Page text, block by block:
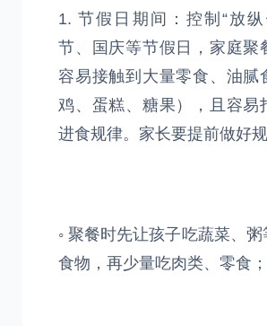
1. 节假日期间：控制“放
节、国庆等节假日，家庭聚
容易接触到大量零食、油腻
鸡、蛋糕、糖果），且容易
进食规律。家长要提前做好规
◦ 聚餐时先让孩子吃蔬菜、
食物，再少量吃肉类、零食；